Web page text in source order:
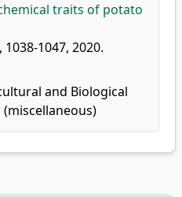
traits of potato
1038-1047, 2020.
and Biological
(miscellaneous)